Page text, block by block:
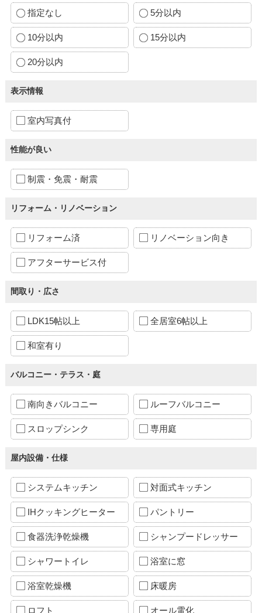
指定なし 5分以内
10分以内 15分以内
20分以内
表示情報
室内写真付
性能が良い
制震・免震・耐震
リフォーム・リノベーション
リフォーム済 リノベーション向き
アフターサービス付
間取り・広さ
LDK15帖以上 全居室6帖以上
和室有り
バルコニー・テラス・庭
南向きバルコニー ルーフバルコニー
スロップシンク 専用庭
屋内設備・仕様
システムキッチン 対面式キッチン
IHクッキングヒーター パントリー
食器洗浄乾燥機 シャンプードレッサー
シャワートイレ 浴室に窓
浴室乾燥機 床暖房
ロフト オール電化